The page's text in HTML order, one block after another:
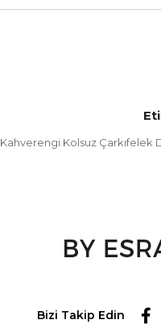
Kahverengi Kolsuz Çarkıfelek
Bizi Takip Edin